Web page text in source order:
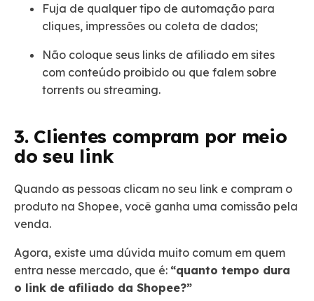
Fuja de qualquer tipo de automação para
cliques, impressões ou coleta de dados;
Não coloque seus links de afiliado em sites
com conteúdo proibido ou que falem sobre
torrents ou streaming.
3. Clientes compram por meio
do seu link
Quando as pessoas clicam no seu link e compram o
produto na Shopee, você ganha uma comissão pela
venda.
Agora, existe uma dúvida muito comum em quem
entra nesse mercado, que é: “quanto tempo dura
o link de afiliado da Shopee?”